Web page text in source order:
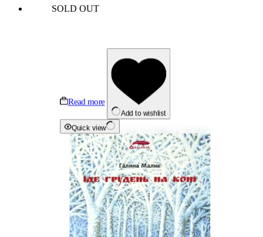
SOLD OUT
Read more
Add to wishlist
Quick view